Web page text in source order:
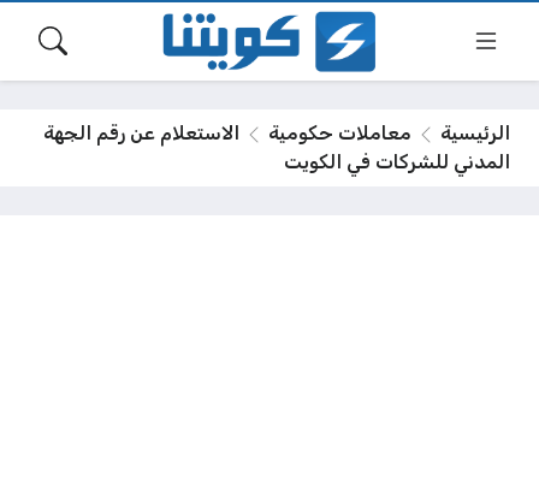
الرئيسية معاملات حكومية
الاستعلام عن رقم الجهة
المدني للشركات في الكويت